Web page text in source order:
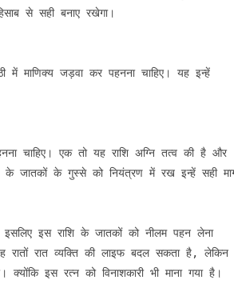
से सही बनाए रखेगा।
में माणिक्य जड़वा कर पहनना चाहिए। यह इन्हें
चाहिए। एक तो यह राशि अग्नि तत्व की है और
जातकों के गुस्से को नियंत्रण में रख इन्हें सही मार्ग
इसलिए इस राशि के जातकों को नीलम पहन लेना
रात व्यक्ति की लाइफ बदल सकता है, लेकिन
इस रत्न को विनाशकारी भी माना गया है।